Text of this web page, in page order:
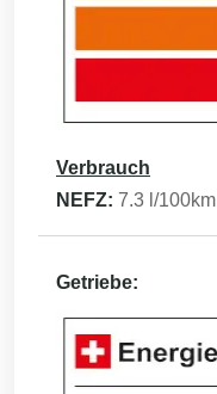
Verbrauch
NEFZ: 7.3 l/100km
Getriebe: